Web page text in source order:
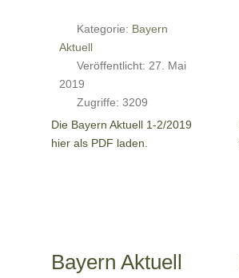
Kategorie: Bayern
Aktuell
Veröffentlicht: 27. Mai
2019
Zugriffe: 3209
Die Bayern Aktuell 1-2/2019
hier als PDF laden.
Bayern Aktuell